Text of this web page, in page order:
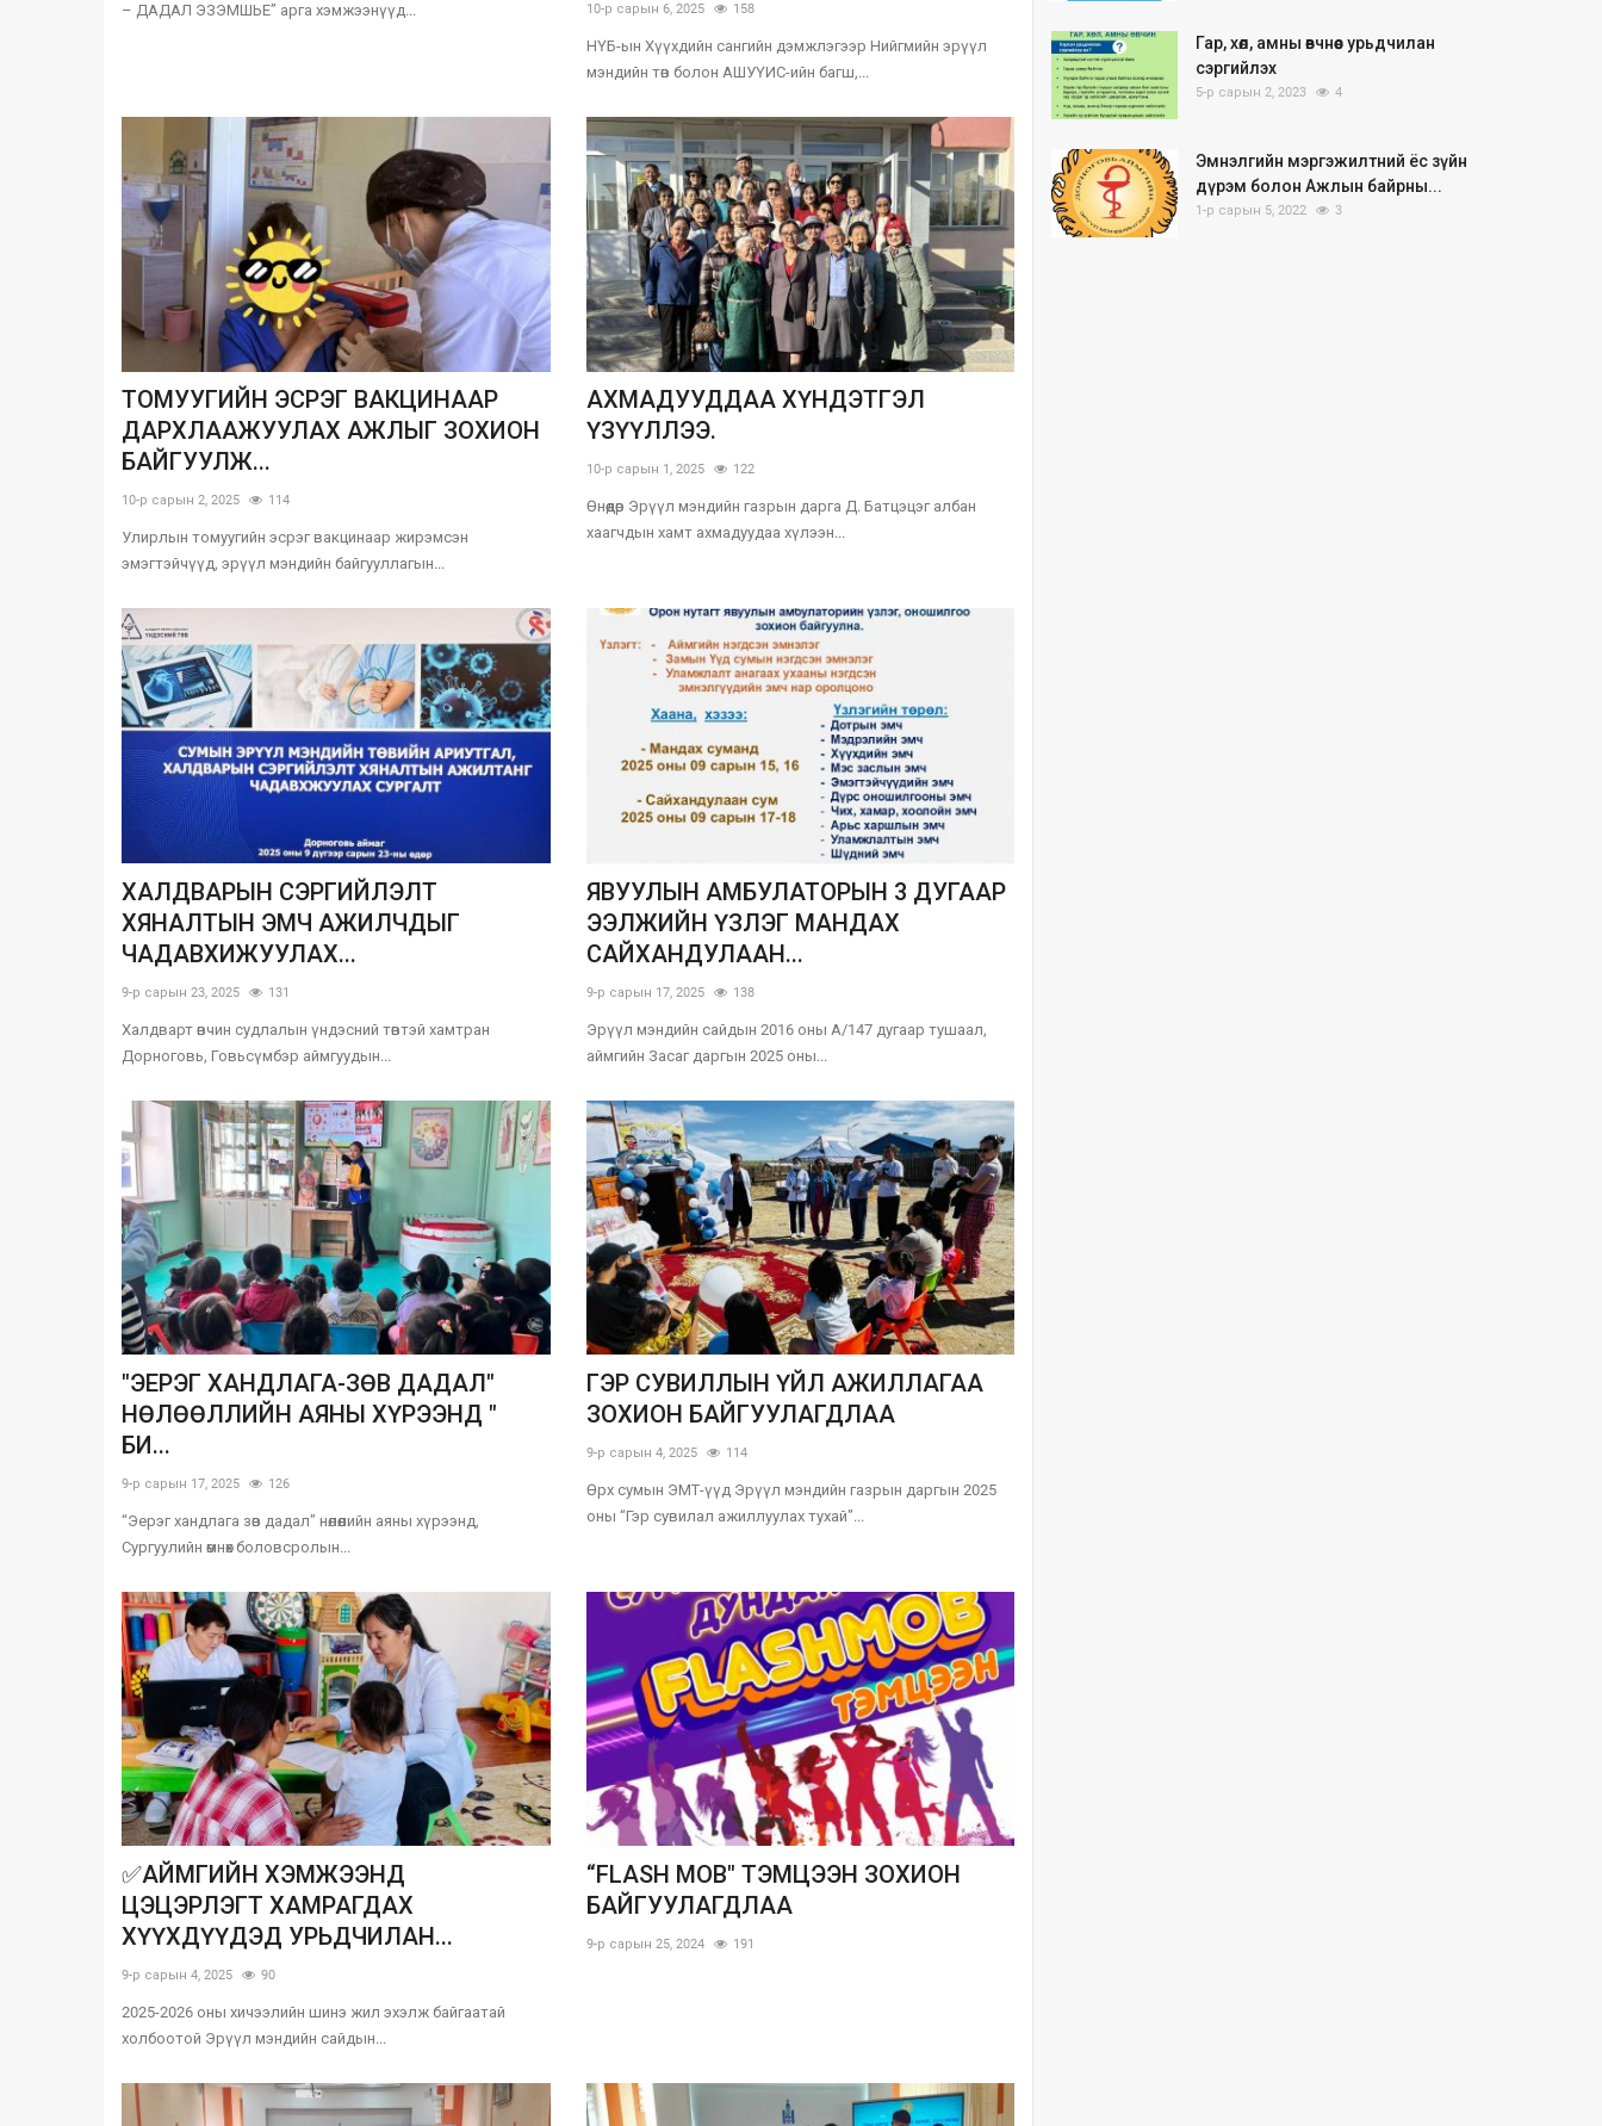
– ДАДАЛ ЭЗЭМШЬЕ” арга хэмжээнүүд...
10-р сарын 6, 2025 158
НҮБ-ын Хүүхдийн сангийн дэмжлэгээр Нийгмийн эрүүл
мэндийн төв болон АШУҮИС-ийн багш,...
ТОМУУГИЙН ЭСРЭГ ВАКЦИНААР
ДАРХЛААЖУУЛАХ АЖЛЫГ ЗОХИОН
БАЙГУУЛЖ...
10-р сарын 2, 2025 114
Улирлын томуугийн эсрэг вакцинаар жирэмсэн
эмэгтэйчүүд, эрүүл мэндийн байгууллагын...
АХМАДУУДДАА ХҮНДЭТГЭЛ
ҮЗҮҮЛЛЭЭ.
10-р сарын 1, 2025 122
Өнөөдөр Эрүүл мэндийн газрын дарга Д. Батцэцэг албан
хаагчдын хамт ахмадуудаа хүлээн...
ХАЛДВАРЫН СЭРГИЙЛЭЛТ
ХЯНАЛТЫН ЭМЧ АЖИЛЧДЫГ
ЧАДАВХИЖУУЛАХ...
9-р сарын 23, 2025 131
Халдварт өвчин судлалын үндэсний төвтэй хамтран
Дорноговь, Говьсүмбэр аймгуудын...
ЯВУУЛЫН АМБУЛАТОРЫН 3 ДУГААР
ЭЭЛЖИЙН ҮЗЛЭГ МАНДАХ
САЙХАНДУЛААН...
9-р сарын 17, 2025 138
Эрүүл мэндийн сайдын 2016 оны А/147 дугаар тушаал,
аймгийн Засаг даргын 2025 оны...
"ЭЕРЭГ ХАНДЛАГА-ЗӨВ ДАДАЛ"
НӨЛӨӨЛЛИЙН АЯНЫ ХҮРЭЭНД "
БИ...
9-р сарын 17, 2025 126
“Эерэг хандлага зөв дадал” нөлөөлийн аяны хүрээнд,
Сургуулийн өмнөх боловсролын...
ГЭР СУВИЛЛЫН ҮЙЛ АЖИЛЛАГАА
ЗОХИОН БАЙГУУЛАГДЛАА
9-р сарын 4, 2025 114
Өрх сумын ЭМТ-үүд Эрүүл мэндийн газрын даргын 2025
оны “Гэр сувилал ажиллуулах тухай”...
✅АЙМГИЙН ХЭМЖЭЭНД
ЦЭЦЭРЛЭГТ ХАМРАГДАХ
ХҮҮХДҮҮДЭД УРЬДЧИЛАН...
9-р сарын 4, 2025 90
2025-2026 оны хичээлийн шинэ жил эхэлж байгаатай
холбоотой Эрүүл мэндийн сайдын...
“FLASH MOB" ТЭМЦЭЭН ЗОХИОН
БАЙГУУЛАГДЛАА
9-р сарын 25, 2024 191
Гар, хөл, амны өвчнөөс урьдчилан
сэргийлэх
5-р сарын 2, 2023 4
Эмнэлгийн мэргэжилтний ёс зүйн
дүрэм болон Ажлын байрны...
1-р сарын 5, 2022 3